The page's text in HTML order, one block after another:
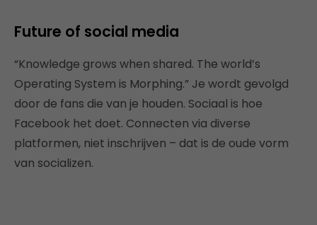
Future of social media
“Knowledge grows when shared. The world’s
Operating System is Morphing.” Je wordt gevolgd
door de fans die van je houden. Sociaal is hoe
Facebook het doet. Connecten via diverse
platformen, niet inschrijven – dat is de oude vorm
van socializen.